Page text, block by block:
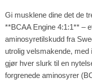
Gi musklene dine det de
**BCAA Engine 4:1:1** –
aminosyretilskudd fra
utrolig velsmakende,
gjør hver slurk til en
forgrenede aminosyrer